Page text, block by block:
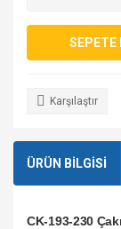
SEPETE
Karşılaştır
ÜRÜN BİLGİSİ
CK-193-230